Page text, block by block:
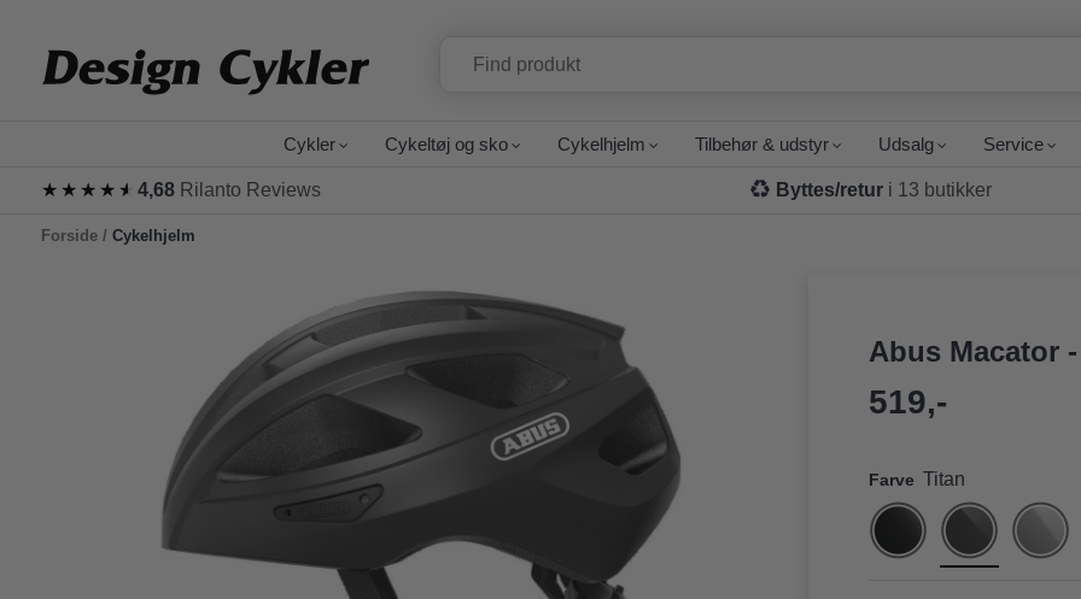
Cykler Cykeltøj og sko Cykelhjelm Tilbehør & udstyr Udsalg Service
★★★★★
★★★★★ 4,68Rilanto Reviews Byttes/retur i 13 butikker
Forside/ Cykelhjelm
Abus Macator
519,-
Farve Titan